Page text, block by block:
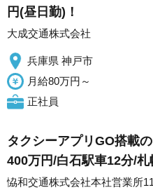
円(昼日勤)！
大成交通株式会社
兵庫県 神戸市
月給80万円～
正社員
タクシーアプリGO搭載
400万円/白石駅車12分/札
恊和交通株式会社本社営業所